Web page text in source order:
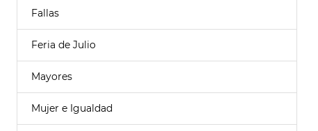
Fallas
Feria de Julio
Mayores
Mujer e Igualdad